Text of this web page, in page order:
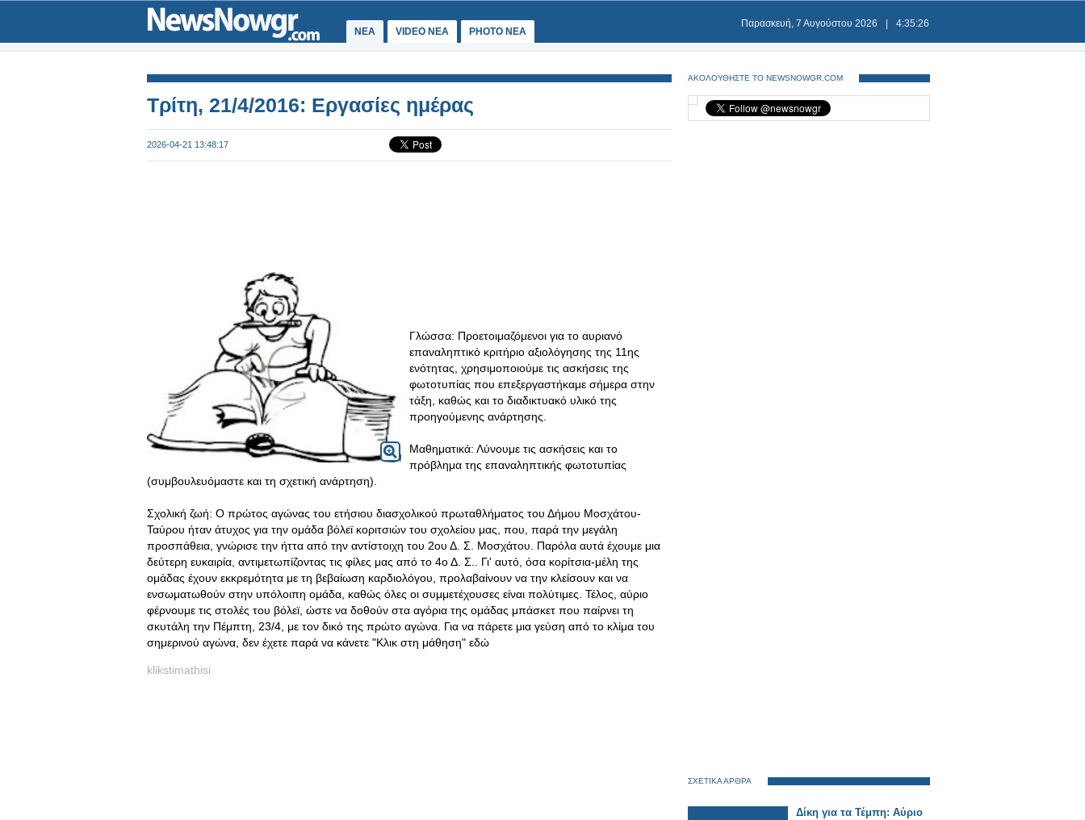
ΝΕΑ VIDEO NEA PHOTO NEA
Παρασκευή, 7 Αυγούστου 2026 4:35:26
Τρίτη, 21/4/2016: Εργασίες ημέρας
2026-04-21 13:48:17
Γλώσσα: Προετοιμαζόμενοι για το αυριανό
επαναληπτικό κριτήριο αξιολόγησης της 11ης
ενότητας, χρησιμοποιούμε τις ασκήσεις της
φωτοτυπίας που επεξεργαστήκαμε σήμερα στην
τάξη, καθώς και το διαδικτυακό υλικό της
προηγούμενης ανάρτησης.
Μαθηματικά: Λύνουμε τις ασκήσεις και το
πρόβλημα της επαναληπτικής φωτοτυπίας
(συμβουλευόμαστε και τη σχετική ανάρτηση).
Σχολική ζωή: Ο πρώτος αγώνας του ετήσιου διασχολικού πρωταθλήματος του Δήμου Μοσχάτου-
Ταύρου ήταν άτυχος για την ομάδα βόλεϊ κοριτσιών του σχολείου μας, που, παρά την μεγάλη
προσπάθεια, γνώρισε την ήττα από την αντίστοιχη του 2ου Δ. Σ. Μοσχάτου. Παρόλα αυτά έχουμε μια
δεύτερη ευκαιρία, αντιμετωπίζοντας τις φίλες μας από το 4ο Δ. Σ.. Γι' αυτό, όσα κορίτσια-μέλη της
ομάδας έχουν εκκρεμότητα με τη βεβαίωση καρδιολόγου, προλαβαίνουν να την κλείσουν και να
ενσωματωθούν στην υπόλοιπη ομάδα, καθώς όλες οι συμμετέχουσες είναι πολύτιμες. Τέλος, αύριο
φέρνουμε τις στολές του βόλεϊ, ώστε να δοθούν στα αγόρια της ομάδας μπάσκετ που παίρνει τη
σκυτάλη την Πέμπτη, 23/4, με τον δικό της πρώτο αγώνα. Για να πάρετε μια γεύση από το κλίμα του
σημερινού αγώνα, δεν έχετε παρά να κάνετε "Κλικ στη μάθηση" εδώ
klikstimathisi
ΑΚΟΛΟΥΘΗΣΤΕ ΤΟ NEWSNOWGR.COM
ΣΧΕΤΙΚΑ ΑΡΘΡΑ
Δίκη για τα Τέμπη: Αύριο